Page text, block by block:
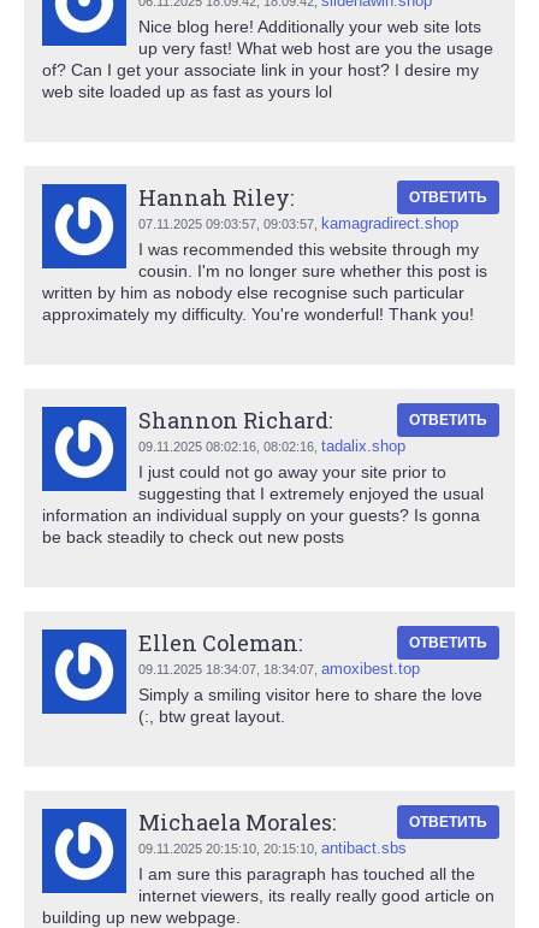
Nice blog here! Additionally your web site lots
up very fast! What web host are you the usage
of? Can I get your associate link in your host? I desire my
web site loaded up as fast as yours lol
Hannah Riley:
07.11.2025 09:03:57, 09:03:57 kamagradirect.shop
ОТВЕТИТЬ
I was recommended this website through my
cousin. I'm no longer sure whether this post is
written by him as nobody else recognise such particular
approximately my difficulty. You're wonderful! Thank you!
Shannon Richard:
09.11.2025 08:02:16, 08:02:16 tadalix.shop
ОТВЕТИТЬ
I just could not go away your site prior to
suggesting that I extremely enjoyed the usual
information an individual supply on your guests? Is gonna
be back steadily to check out new posts
Ellen Coleman:
09.11.2025 18:34:07, 18:34:07 amoxibest.top
ОТВЕТИТЬ
Simply a smiling visitor here to share the love
(:, btw great layout.
Michaela Morales:
09.11.2025 20:15:10, 20:15:10 antibact.sbs
ОТВЕТИТЬ
I am sure this paragraph has touched all the
internet viewers, its really really good article on
building up new webpage.